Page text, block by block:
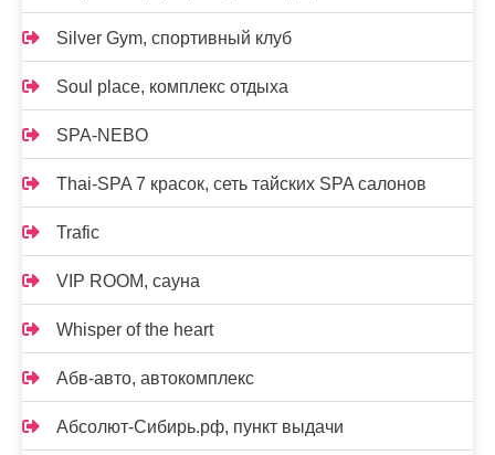
Silver Gym, спортивный клуб
Soul place, комплекс отдыха
SPA-NEBO
Thai-SPA 7 красок, сеть тайских SPA салонов
Trafic
VIP ROOM, сауна
Whisper of the heart
Абв-авто, автокомплекс
Абсолют-Сибирь.рф, пункт выдачи